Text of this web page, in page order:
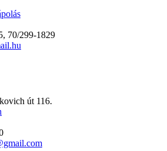
70/299-1829
út 116.